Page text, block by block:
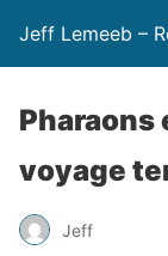
Jeff Lemeeb –
Pharaons
voyage
Jeff